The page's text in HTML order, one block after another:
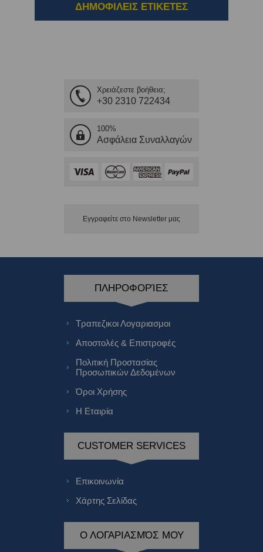
ΔΗΜΟΦΙΛΕΙΣ ΕΤΙΚΕΤΕΣ
Χρειάζεστε βοήθεια;
+30 2310 722434
100%
Ασφάλεια Συναλλαγών
Εγγραφείτε στο Νewsletter μας
ΠΛΗΡΟΦΟΡΊΕΣ
Τραπεζικοι Λογαριασμοι
Αποστολές & Επιστροφές
Πολιτική Προστασίας
Προσωπικών Δεδομένων
Όροι Χρήσης
Η Εταιρία
CUSTOMER SERVICES
Επικοινωνία
Χάρτης Σελίδας
Ο ΛΟΓΑΡΙΑΣΜΌΣ ΜΟΥ